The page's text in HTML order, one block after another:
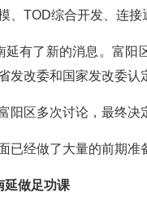
、TOD综合开发、连
延有了新的消息。富阳
发改委和国家发改委认
阳区多次讨论，最终决
已经做了大量的前期准
延做足功课